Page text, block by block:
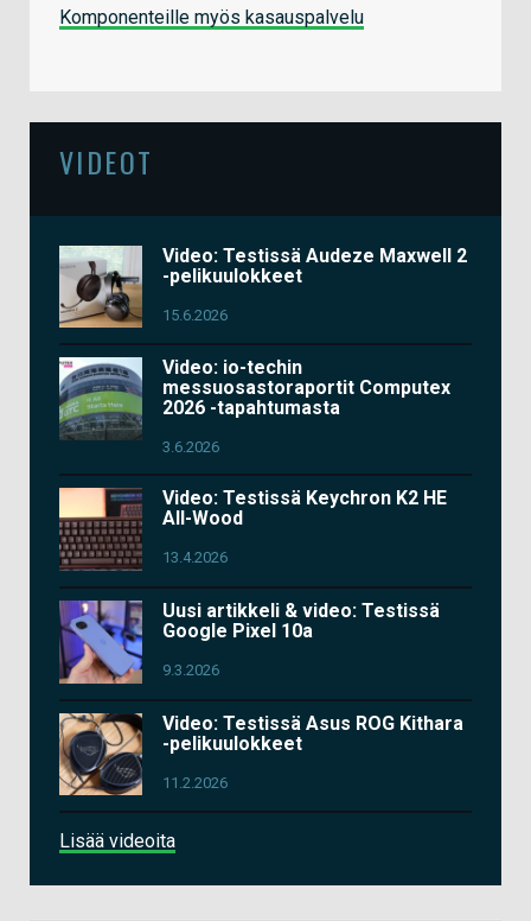
Komponenteille myös kasauspalvelu
VIDEOT
Video: Testissä Audeze Maxwell 2
-pelikuulokkeet
15.6.2026
Video: io-techin
messuosastoraportit Computex
2026 -tapahtumasta
3.6.2026
Video: Testissä Keychron K2 HE
All-Wood
13.4.2026
Uusi artikkeli & video: Testissä
Google Pixel 10a
9.3.2026
Video: Testissä Asus ROG Kithara
-pelikuulokkeet
11.2.2026
Lisää videoita